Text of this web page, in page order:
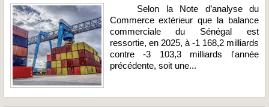
Selon la Note d’analyse du
Commerce extérieur que la balance
commerciale du Sénégal est
ressortie, en 2025, à -1 168,2 milliards
contre -3 103,3 milliards l'année
précédente, soit une...